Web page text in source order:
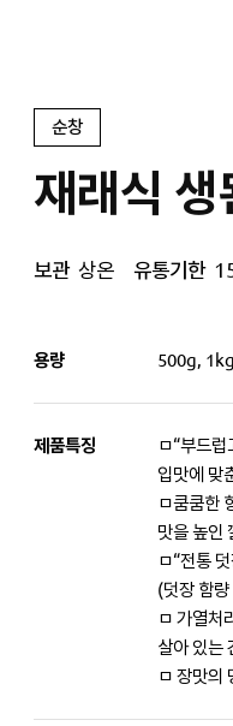
순창
재래식 생
보관 상온 유통기한
용량 500g,
제품특징
ㅁ“부드럽
입맛에 맞
ㅁ쿰쿰한
맛을 높인
ㅁ“전통
(덧장 함
ㅁ 가열처
살아 있는
ㅁ 장맛의